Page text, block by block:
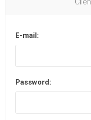
E-mail:
Password: